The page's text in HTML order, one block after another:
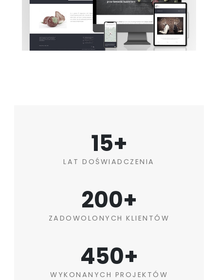
15+
LAT DOŚWIADCZENIA
200+
ZADOWOLONYCH KLIENTÓW
450+
WYKONANYCH PROJEKTÓW